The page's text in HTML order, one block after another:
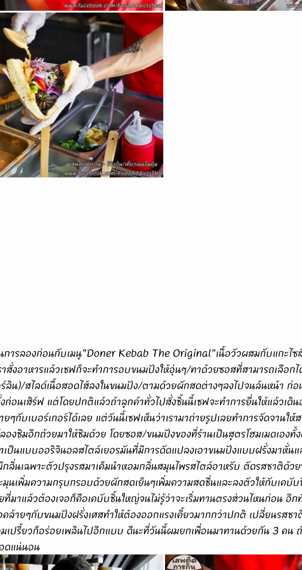
าสั่งอาหารแล้วเชฟก็จะทำการอบขนมปังให้อุ่นๆ/ทาด้วยซอสที่สามารถเลือกไ
ร์ลิน)/สไลด์เนื้อสอดไส้ลงในขนมปัง/ตามด้วยผักสดต่างๆลงไปจนล้นหน้า ก่
ก่อนเสิร์ฟ แต่โดยปกติแล้วถ้าลูกค้าทั่วไปสั่งชิ้นนี้เชฟจะทำการยื่นให้แล้วเดิ
ๆกับเบอร์เกอร์ได้เลย แต่วันนี้เชฟเห็นว่าเรามาถ่ายรูปเลยทำการจัดจานใ
องชิมอีกถ้วยมาให้ชิมด้วย โดยซอส/ขนมปังของที่ร้านเป็นสูตรโฮมเมดเองทั้
เป็นแบบออริจินอลสไตล์เยอรมันที่มีการดัดแปลงเอาขนมปังแบบฝรั่งมาหั่น
กลิ่นเฉพาะตัวปรุงรสมาเค็มนำหอมกลิ่นสมุนไพรสไตล์อาหรับ ตัดรสชาติด้ว
มุนเพิ่มความกรุบกรอบด้วยผักสดเย็นๆเพิ่มความสดชื่นและลงตัวให้กับเค
มาแล้วต้องเจอก็คือเคบับชิ้นใหญ่จนไม่รู้ว่าจะเริ่มทานตรงส่วนไหนก่อน อีก
คล้ายๆกับขนมปังฝรั่งเศสทำให้ต้องออกแรงเคี้ยวมากกว่าปกติ เปลี่ยนรสช
มเปรี้ยวก็อร่อยเพลินไปอีกแบบ ดีนะที่วันนี้ผมยกเพื่อนมาทานด้วยกัน 3 คน
ดแน่นอน